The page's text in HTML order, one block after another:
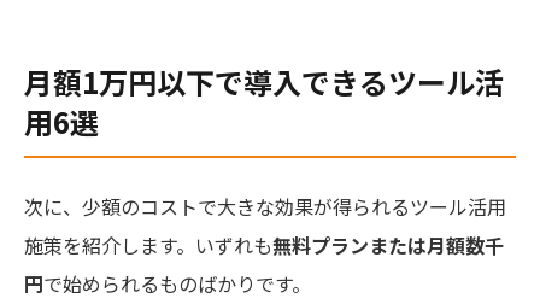
月額1万円以下で導入できるツール活
用6選
次に、少額のコストで大きな効果が得られるツール活用
施策を紹介します。いずれも無料プランまたは月額数千
円で始められるものばかりです。